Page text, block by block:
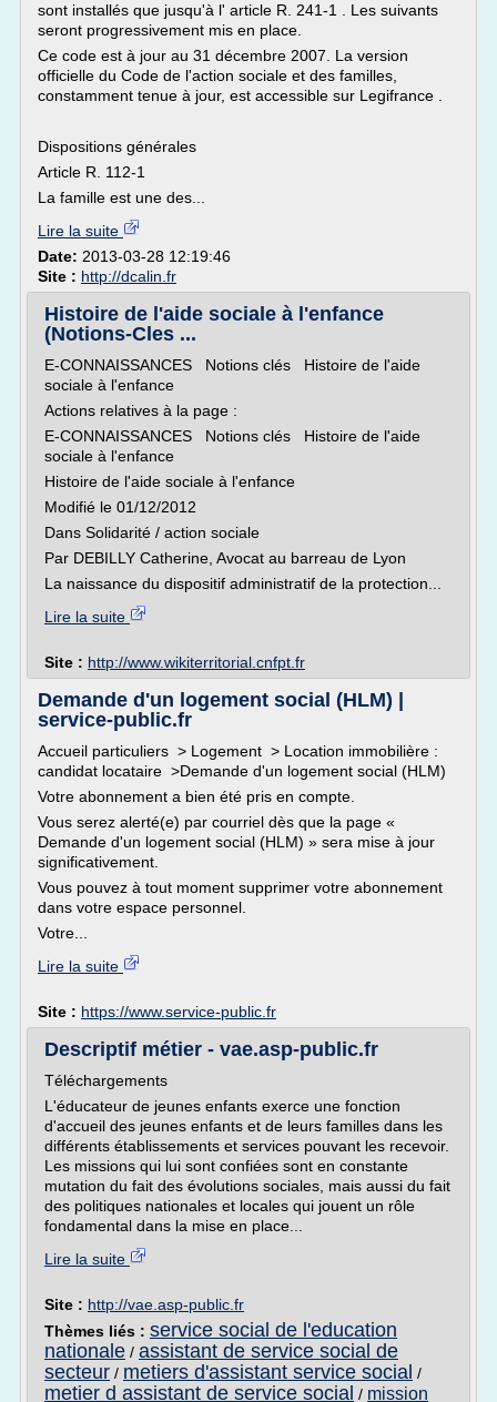
sont installés que jusqu'à l' article R. 241-1 . Les suivants
seront progressivement mis en place.
Ce code est à jour au 31 décembre 2007. La version
officielle du Code de l'action sociale et des familles,
constamment tenue à jour, est accessible sur Legifrance .
Dispositions générales
Article R. 112-1
La famille est une des...
Lire la suite
Date: 2013-03-28 12:19:46
Site : http://dcalin.fr
Histoire de l'aide sociale à l'enfance
(Notions-Cles ...
E-CONNAISSANCES Notions clés Histoire de l'aide
sociale à l'enfance
Actions relatives à la page :
E-CONNAISSANCES Notions clés Histoire de l'aide
sociale à l'enfance
Histoire de l'aide sociale à l'enfance
Modifié le 01/12/2012
Dans Solidarité / action sociale
Par DEBILLY Catherine, Avocat au barreau de Lyon
La naissance du dispositif administratif de la protection...
Lire la suite
Site : http://www.wikiterritorial.cnfpt.fr
Demande d'un logement social (HLM) |
service-public.fr
Accueil particuliers > Logement > Location immobilière :
candidat locataire >Demande d'un logement social (HLM)
Votre abonnement a bien été pris en compte.
Vous serez alerté(e) par courriel dès que la page «
Demande d'un logement social (HLM) » sera mise à jour
significativement.
Vous pouvez à tout moment supprimer votre abonnement
dans votre espace personnel.
Votre...
Lire la suite
Site : https://www.service-public.fr
Descriptif métier - vae.asp-public.fr
Téléchargements
L'éducateur de jeunes enfants exerce une fonction
d'accueil des jeunes enfants et de leurs familles dans les
différents établissements et services pouvant les recevoir.
Les missions qui lui sont confiées sont en constante
mutation du fait des évolutions sociales, mais aussi du fait
des politiques nationales et locales qui jouent un rôle
fondamental dans la mise en place...
Lire la suite
Site : http://vae.asp-public.fr
Thèmes liés : service social de l'education
nationale / assistant de service social de
secteur / metiers d'assistant service social /
metier d assistant de service social / mission